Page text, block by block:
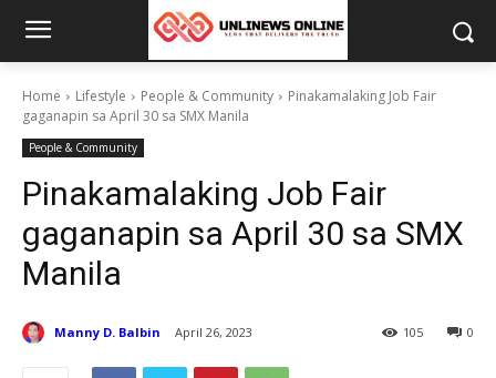
Home Lifestyle People & Community
Pinakamalaking Job Fair
gaganapin sa April 30 sa SMX Manila
People & Community
Pinakamalaking Job Fair
gaganapin sa April 30 sa SMX
Manila
Manny D. Balbin April 26, 2023 0
105